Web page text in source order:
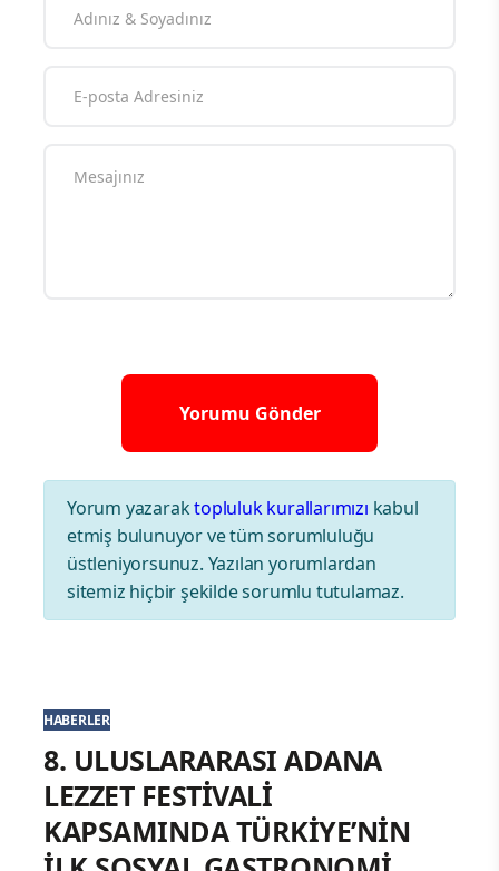
Yorum yazaraktopluluk kurallarımızı kabul
etmiş bulunuyor ve tüm sorumluluğu
üstleniyorsunuz. Yazılan yorumlardan
sitemiz hiçbir şekilde sorumlu tutulamaz.
HABERLER
8. ULUSLARARASI ADANA
LEZZET FESTİVALİ
KAPSAMINDA TÜRKİYE’NİN